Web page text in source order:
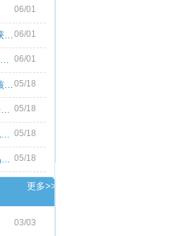
06/01
XM账户开户转户流程，XM获取高额返佣教程06/01
ICMarkets怎么转户获得高额返佣呢？ICMark 06/01
INFINOX英诺以FCA监管为核心优势，持续优化05/18
Doo Prime德璞资本持续完善多资产交易服务 05/18
XM推出2026年限时无限返现活动，交易越多 05/18
FXTM富拓持续优化全球交易服务，多元化产 05/18
更多>>
03/03